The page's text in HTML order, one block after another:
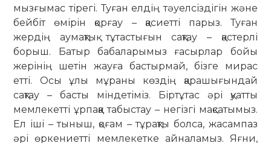
мызғымас тірегі. Туған елдің тәуелсіздігін және
бейбіт өмірін қорғау – қасиетті парыз. Туған
жердің аумақтық тұтастығын сақтау – қастерлі
борыш. Батыр бабаларымыз ғасырлар бойы
жерінің шетін жауға бастырмай, бізге мирас
етті. Осы ұлы мұраны көздің қарашығындай
сақтау – басты міндетіміз. Біртұтас әрі қуатты
мемлекетті ұрпаққа табыстау – негізгі мақсатымыз.
Ел іші – тыныш, қоғам – тұрақты болса, жасампаз
әрі өркениетті мемлекетке айналамыз. Яғни,